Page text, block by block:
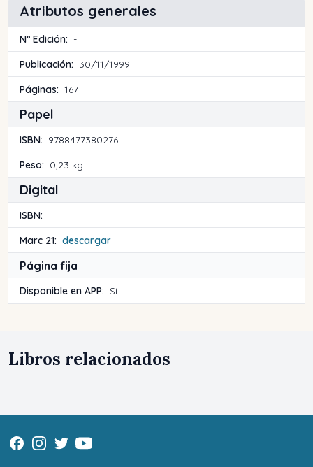
Atributos generales
Nº Edición: -
Publicación: 30/11/1999
Páginas: 167
Papel
ISBN: 9788477380276
Peso: 0,23 kg
Digital
ISBN:
Marc 21: descargar
Página fija
Disponible en APP: Sí
Libros relacionados